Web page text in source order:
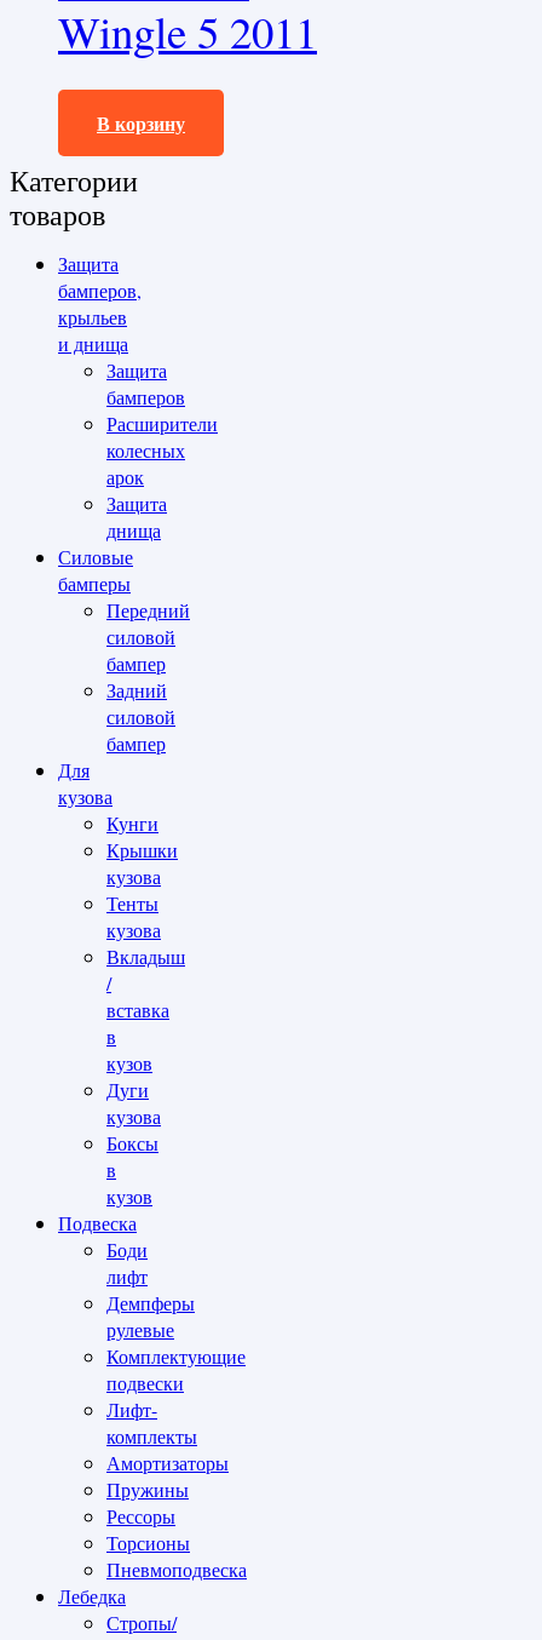
Wingle 5 2011
21450,0₽
В корзину
Категории
товаров
Защита
бамперов,
крыльев
и днища
Защита
бамперов
Расширители
колесных
арок
Защита
днища
Силовые
бамперы
Передний
силовой
бампер
Задний
силовой
бампер
Для
кузова
Кунги
Крышки
кузова
Тенты
кузова
Вкладыш
/
вставка
в
кузов
Дуги
кузова
Боксы
в
кузов
Подвеска
Боди
лифт
Демпферы
рулевые
Комплектующие
подвески
Лифт-
комплекты
Амортизаторы
Пружины
Рессоры
Торсионы
Пневмоподвеска
Лебедка
Стропы/